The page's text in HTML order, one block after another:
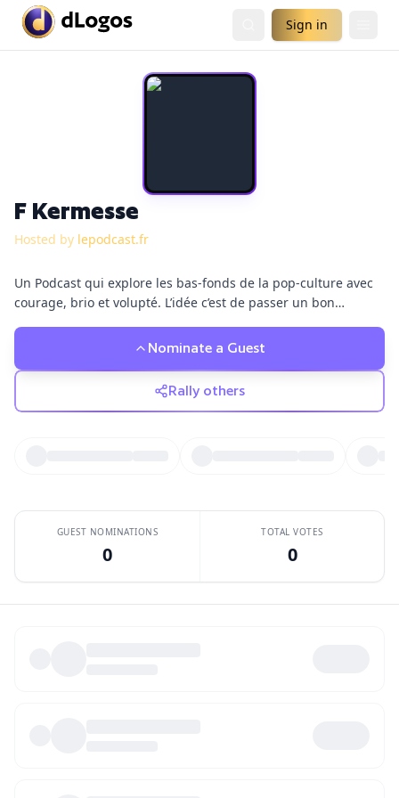
Sign in
F Kermesse
Hosted by lepodcast.fr
Un Podcast qui explore les bas-fonds de la pop-culture avec
courage, brio et volupté. L’idée c’est de passer un bon
geek. Y’a aussi un grand nombre de chroniques et rubriques
parce qu’après tout, c’est une Kermesse !
Nominate a Guest
Rally others
GUEST NOMINATIONS
0
TOTAL VOTES
0